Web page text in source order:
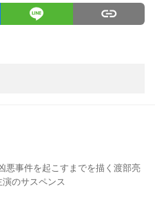
悪事件を起こすまでを描く渡部亮
のサスペンス